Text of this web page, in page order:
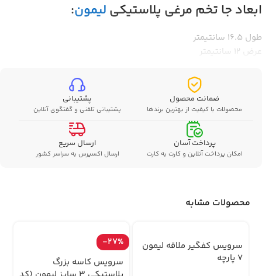
ابعاد جا تخم مرغی پلاستیکی لیمون:
طول 16.5 سانتیمتر
عرض 12 سانتیمتر
ضمانت محصول
محصولات با کیفیت از بهترین برندها
پشتیبانی
پشتیبانی تلفنی و گفتگوی آنلاین
پرداخت آسان
امکان پرداخت آنلاین و کارت به کارت
ارسال سریع
ارسال اکسپرس به سراسر کشور
محصولات مشابه
سرویس کفگیر ملاقه لیمون
7 پارچه
-27%
سرویس کاسه بزرگ